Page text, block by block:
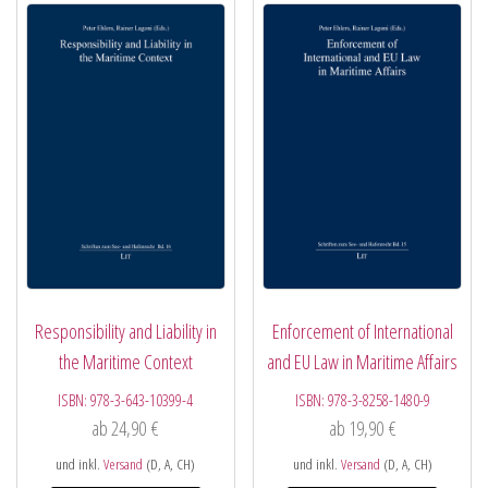
Responsibility and Liability in
the Maritime Context
ISBN:978-3-643-10399-4
ab 24,90€
und inkl.Versand (D, A, CH)
Enforcement of International
and EU Law in Maritime Affairs
ISBN: 978-3-8258-1480-9
ab 19,90 €
und inkl. Versand (D, A, CH)